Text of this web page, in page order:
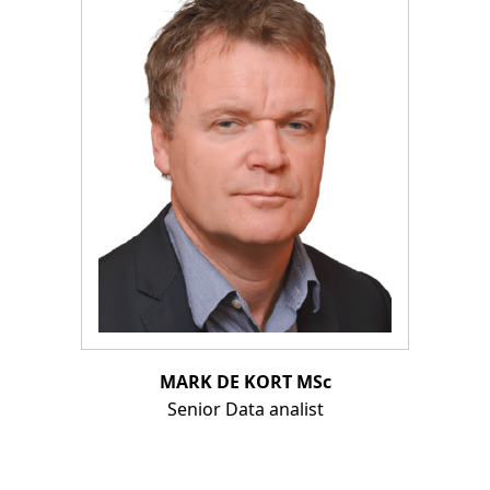
MARK DE KORT MSc
Senior Data analist